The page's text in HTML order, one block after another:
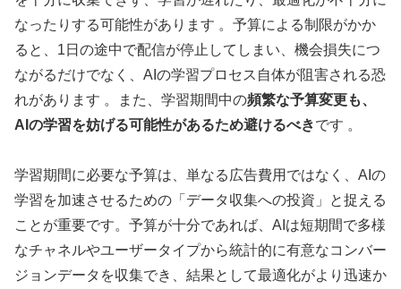
なったりする可能性があります 。予算による制限がかか
ると、1日の途中で配信が停止してしまい、機会損失につ
ながるだけでなく、AIの学習プロセス自体が阻害される恐
れがあります 。また、学習期間中の頻繁な予算変更も、
AIの学習を妨げる可能性があるため避けるべきです 。
学習期間に必要な予算は、単なる広告費用ではなく、AIの
学習を加速させるための「データ収集への投資」と捉える
ことが重要です。予算が十分であれば、AIは短期間で多様
なチャネルやユーザータイプから統計的に有意なコンバー
ジョンデータを収集でき、結果として最適化がより迅速か